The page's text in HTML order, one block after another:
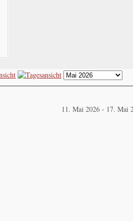
11. Mai 2026 - 17. Mai